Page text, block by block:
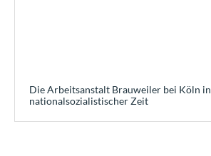
Die Arbeitsanstalt Brauweiler bei Köln in
nationalsozialistischer Zeit